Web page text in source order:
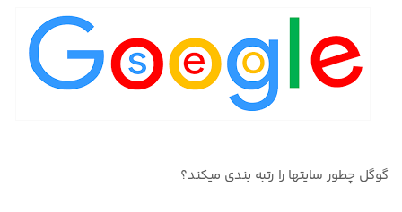
گوگل چطور سایتها را رتبه بندی میکند؟